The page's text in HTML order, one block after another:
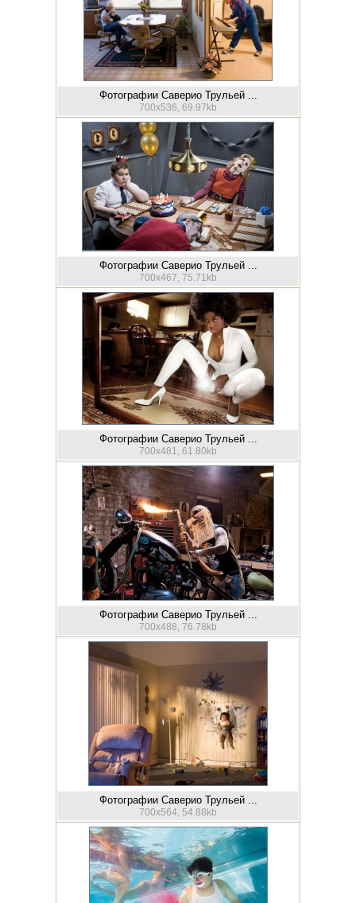
Фотографии Саверио Трульей ...
700x536, 69.97kb
Фотографии Саверио Трульей ...
700x467, 75.71kb
Фотографии Саверио Трульей ...
700x481, 61.80kb
Фотографии Саверио Трульей ...
700x488, 76.78kb
Фотографии Саверио Трульей ...
700x564, 54.88kb